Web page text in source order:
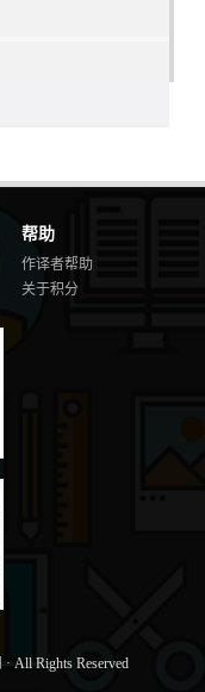
帮助
作译者帮助
关于积分
· All Rights Reserved